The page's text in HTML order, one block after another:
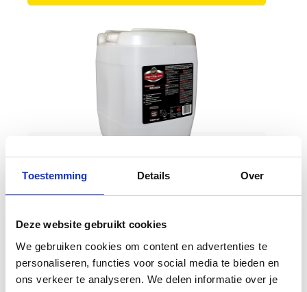
Toestemming Details Over
Deze website gebruikt cookies
We gebruiken cookies om content en advertenties te
personaliseren, functies voor social media te bieden en
ons verkeer te analyseren. We delen informatie over je
Meguiar's Wheel & Paint Iron Decon
430,80 €
AJOUTER AU PANIER